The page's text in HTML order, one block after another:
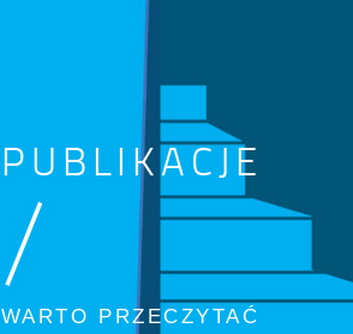
PUBLIKACJE
/
WARTO PRZECZYTAĆ